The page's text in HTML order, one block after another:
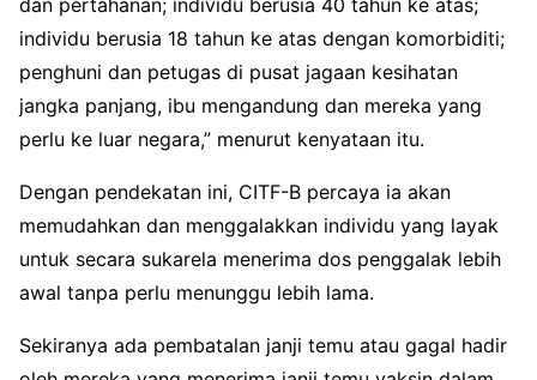
dan pertahanan; individu berusia 40 tahun ke atas;
individu berusia 18 tahun ke atas dengan komorbiditi;
penghuni dan petugas di pusat jagaan kesihatan
jangka panjang, ibu mengandung dan mereka yang
perlu ke luar negara,” menurut kenyataan itu.
Dengan pendekatan ini, CITF-B percaya ia akan
memudahkan dan menggalakkan individu yang layak
untuk secara sukarela menerima dos penggalak lebih
awal tanpa perlu menunggu lebih lama.
Sekiranya ada pembatalan janji temu atau gagal hadir